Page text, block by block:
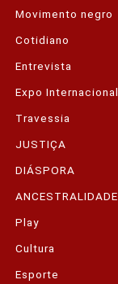
Movimento negro
Cotidiano
Entrevista
Expo Internacional
Travessia
JUSTIÇA
DIÁSPORA
ANCESTRALIDADE
Play
Cultura
Esporte